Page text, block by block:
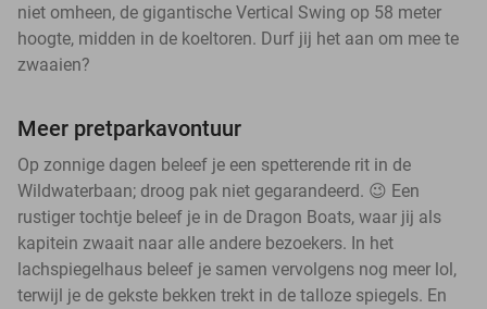
niet omheen, de gigantische Vertical Swing op 58 meter
hoogte, midden in de koeltoren. Durf jij het aan om mee te
zwaaien?
Meer pretparkavontuur
Op zonnige dagen beleef je een spetterende rit in de
Wildwaterbaan; droog pak niet gegarandeerd. 😉 Een
rustiger tochtje beleef je in de Dragon Boats, waar jij als
kapitein zwaait naar alle andere bezoekers. In het
lachspiegelhaus beleef je samen vervolgens nog meer lol,
terwijl je de gekste bekken trekt in de talloze spiegels. En